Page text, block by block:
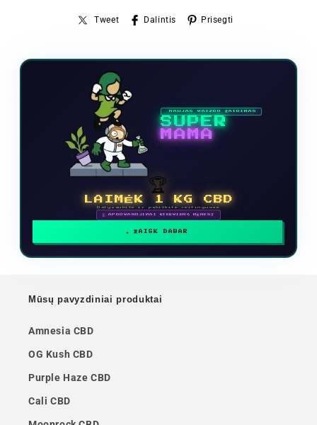
Tweet Dalintis Prisegti
NAUJAS VAIZDO ŽAIDIMAS
SUPER
MAMA
🏆
LAIMĖK 1 KG CBD
Dalyvaukite ir pakilkite reitinguose
🗓 APDOVANOJIMAI KIEKVIENĄ MĖNESĮ
ŽAISK DABAR
Mūsų pavyzdiniai produktai
Amnesia CBD
OG Kush CBD
Purple Haze CBD
Cali CBD